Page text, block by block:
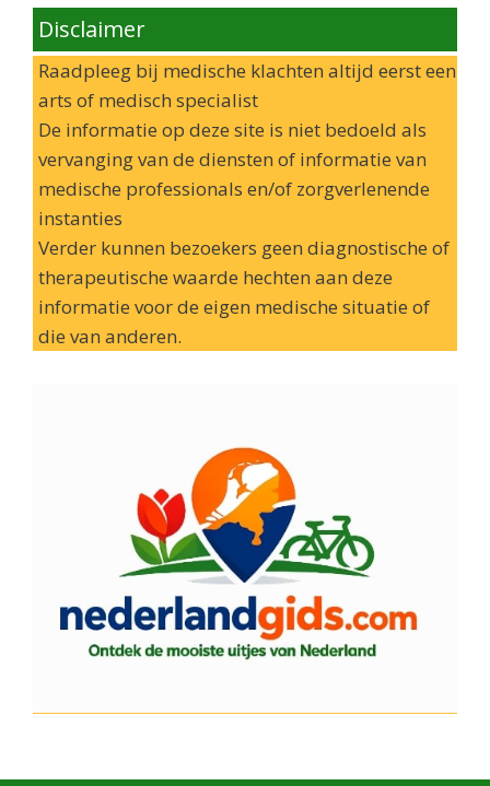
Disclaimer
Raadpleeg bij medische klachten altijd eerst een
arts of medisch specialist
De informatie op deze site is niet bedoeld als
vervanging van de diensten of informatie van
medische professionals en/of zorgverlenende
instanties
Verder kunnen bezoekers geen diagnostische of
therapeutische waarde hechten aan deze
informatie voor de eigen medische situatie of
die van anderen.